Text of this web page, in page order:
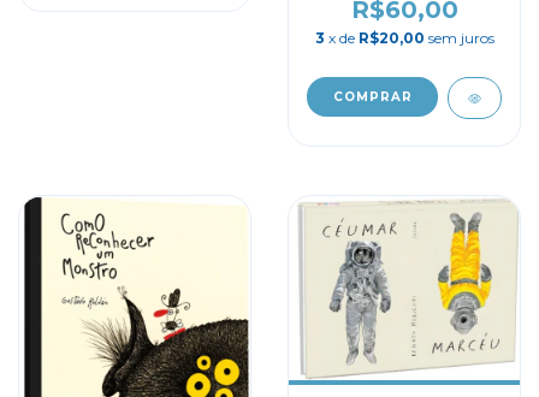
R$60,00
3 x de R$20,00 sem juros